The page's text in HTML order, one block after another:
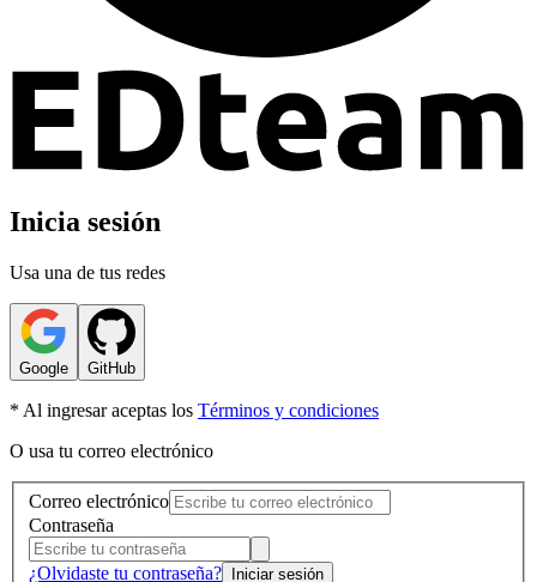
Inicia sesión
Usa una de tus redes
Google GitHub
* Al ingresar aceptas los Términos y condiciones
O usa tu correo electrónico
Correo electrónico
Contraseña
¿Olvidaste tu contraseña? Iniciar sesión